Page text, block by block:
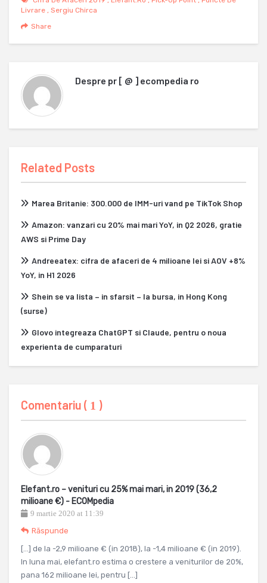
Livrare , Sergiu Chirca
Share
Despre pr [ @ ] ecompedia ro
Related Posts
Marea Britanie: 300.000 de IMM-uri vand pe TikTok Shop
Amazon: vanzari cu 20% mai mari YoY, in Q2 2026, gratie
AWS si Prime Day
Andreeatex: cifra de afaceri de 4 milioane lei si AOV +8%
YoY, in H1 2026
Shein se va lista – in sfarsit – la bursa, in Hong Kong
(surse)
Glovo integreaza ChatGPT si Claude, pentru o noua
experienta de cumparaturi
Comentariu ( 1 )
Elefant.ro – venituri cu 25% mai mari, in 2019 (36,2
milioane €) - ECOMpedia
9 martie 2020 at 11:39
Răspunde
[…] de la -2,9 milioane € (in 2018), la -1,4 milioane € (in 2019).
In luna mai, elefant.ro estima o crestere a veniturilor de 20%,
pana 162 milioane lei, pentru […]